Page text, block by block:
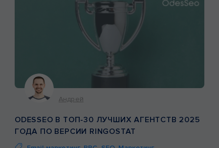
Андрей
ODESSEO В ТОП-30 ЛУЧШИХ АГЕНТСТВ 2025
ГОДА ПО ВЕРСИИ RINGOSTAT